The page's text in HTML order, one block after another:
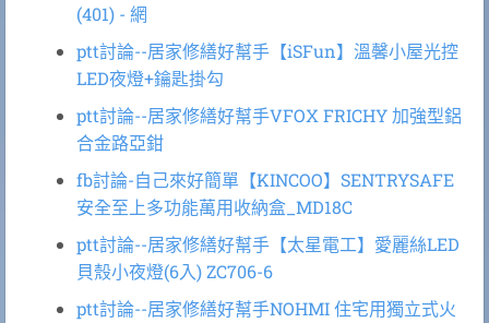
(401) - 網
ptt討論--居家修繕好幫手【iSFun】溫馨小屋光控
LED夜燈+鑰匙掛勾
ptt討論--居家修繕好幫手VFOX FRICHY 加強型鋁
合金路亞鉗
fb討論-自己來好簡單【KINCOO】SENTRYSAFE
安全至上多功能萬用收納盒_MD18C
ptt討論--居家修繕好幫手【太星電工】愛麗絲LED
貝殼小夜燈(6入) ZC706-6
ptt討論--居家修繕好幫手NOHMI 住宅用獨立式火